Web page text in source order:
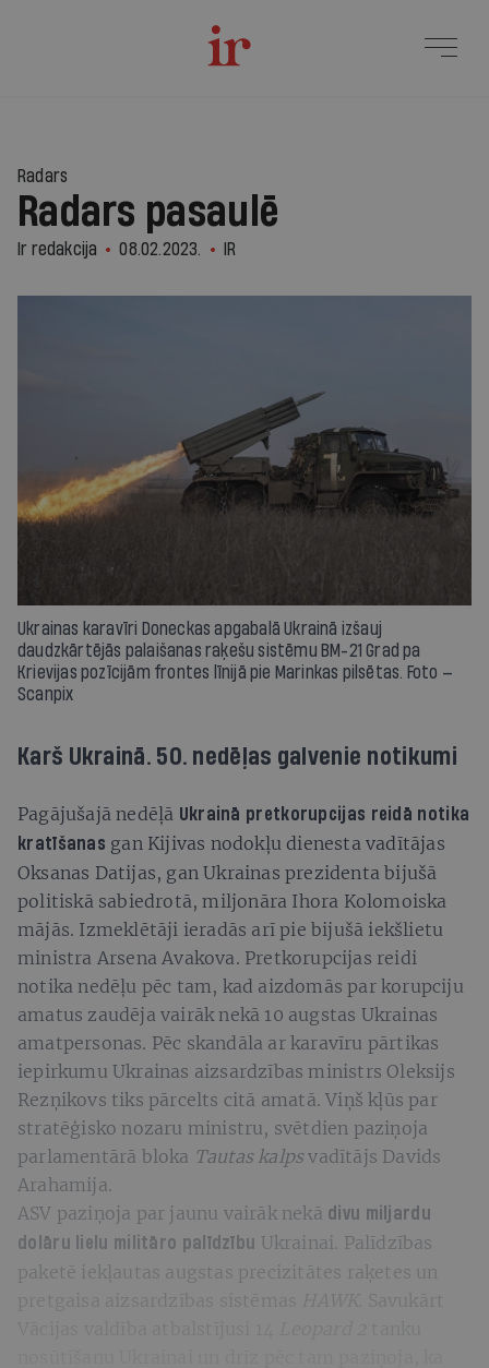
Radars
Radars pasaulē
Ir redakcija 08.02.2023. IR
Ukrainas karavīri Doneckas apgabalā Ukrainā izšauj
daudzkārtējās palaišanas raķešu sistēmu BM-21 Grad pa
Krievijas pozīcijām frontes līnijā pie Marinkas pilsētas. Foto —
Scanpix
Karš Ukrainā. 50. nedēļas galvenie notikumi
Pagājušajā nedēļā Ukrainā pretkorupcijas reidā notika
kratīšanas gan Kijivas nodokļu dienesta vadītājas
Oksanas Datijas, gan Ukrainas prezidenta bijušā
politiskā sabiedrotā, miljonāra Ihora Kolomoiska
mājās. Izmeklētāji ieradās arī pie bijušā iekšlietu
ministra Arsena Avakova. Pretkorupcijas reidi
notika nedēļu pēc tam, kad aizdomās par korupciju
amatus zaudēja vairāk nekā 10 augstas Ukrainas
amatpersonas. Pēc skandāla ar karavīru pārtikas
iepirkumu Ukrainas aizsardzības ministrs Oleksijs
Rezņikovs tiks pārcelts citā amatā. Viņš kļūs par
stratēģisko nozaru ministru, svētdien paziņoja
parlamentārā bloka Tautas kalpsvadītājs Davids
Arahamija.
ASV paziņoja par jaunu vairāk nekā divu miljardu
dolāru lielu militāro palīdzību Ukrainai. Palīdzības
paketē iekļautas augstas precizitātes raķetes un
pretgaisa aizsardzības sistēmas
HAWK
. Savukārt